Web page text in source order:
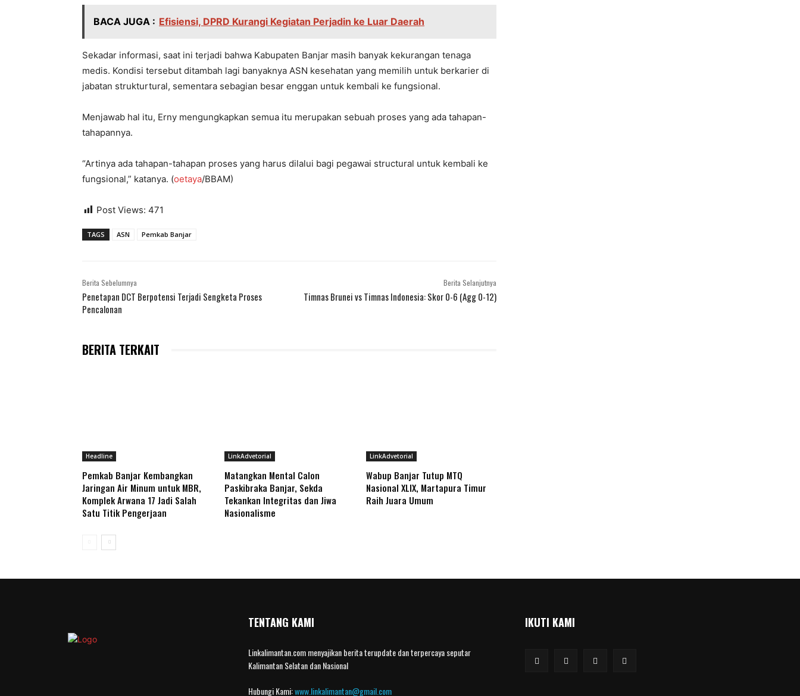
BACA JUGA : Efisiensi, DPRD Kurangi Kegiatan Perjadin ke Luar Daerah
Sekadar informasi, saat ini terjadi bahwa Kabupaten Banjar masih banyak kekurangan tenaga
medis. Kondisi tersebut ditambah lagi banyaknya ASN kesehatan yang memilih untuk berkarier di
jabatan strukturtural, sementara sebagian besar enggan untuk kembali ke fungsional.
Menjawab hal itu, Erny mengungkapkan semua itu merupakan sebuah proses yang ada tahapan-
tahapannya.
“Artinya ada tahapan-tahapan proses yang harus dilalui bagi pegawai structural untuk kembali ke
fungsional,” katanya. (oetaya/BBAM)
Post Views: 471
TAGS ASN Pemkab Banjar
Berita Sebelumnya
Penetapan DCT Berpotensi Terjadi Sengketa Proses
Pencalonan
Berita Selanjutnya
Timnas Brunei vs Timnas Indonesia: Skor 0-6 (Agg 0-12)
BERITA TERKAIT
Headline
Pemkab Banjar Kembangkan
Jaringan Air Minum untuk MBR,
Komplek Arwana 17 Jadi Salah
Satu Titik Pengerjaan
LinkAdvetorial
Matangkan Mental Calon
Paskibraka Banjar, Sekda
Tekankan Integritas dan Jiwa
Nasionalisme
LinkAdvetorial
Wabup Banjar Tutup MTQ
Nasional XLIX, Martapura Timur
Raih Juara Umum
TENTANG KAMI
Linkalimantan.com menyajikan berita terupdate dan terpercaya seputar
Kalimantan Selatan dan Nasional
Hubungi Kami:www.linkalimantan@gmail.com
IKUTI KAMI